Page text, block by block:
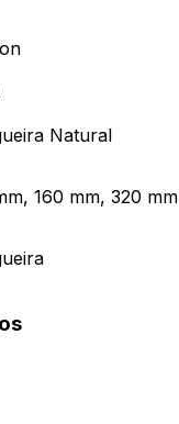
Natural
160 mm, 320 mm